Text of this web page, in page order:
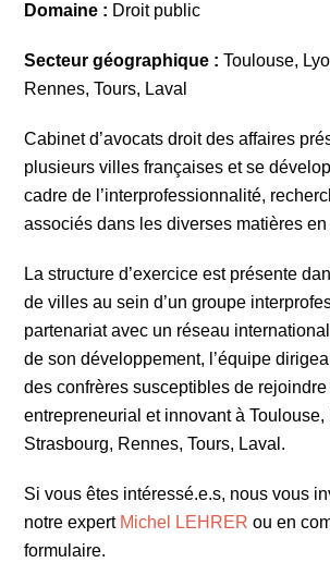
Domaine : Droit public
Secteur géographique :Toulouse,
Rennes, Tours, Laval
Cabinet d’avocats droit des affaires
plusieurs villes françaises et se
cadre de l’interprofessionnalité,
associés dans les diverses matières
La structure d’exercice est présente
de villes au sein d’un groupe
partenariat avec un réseau
de son développement, l’équipe
des confrères susceptibles de
entrepreneurial et innovant à Toulouse,
Strasbourg, Rennes, Tours, Laval.
Si vous êtes intéressé.e.s, nous vous
notre expert Michel LEHRER ou en
formulaire.